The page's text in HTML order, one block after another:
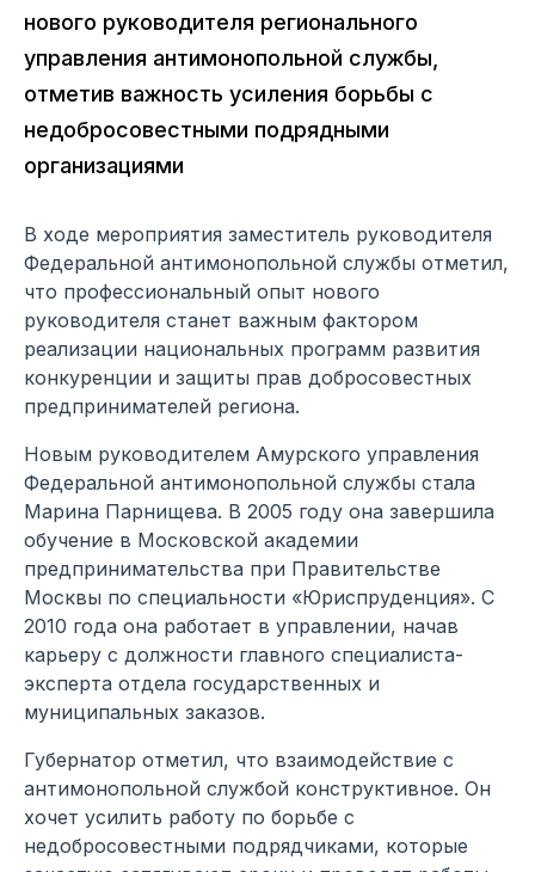
нового руководителя регионального
управления антимонопольной службы,
отметив важность усиления борьбы с
недобросовестными подрядными
организациями
В ходе мероприятия заместитель руководителя
Федеральной антимонопольной службы отметил,
что профессиональный опыт нового
руководителя станет важным фактором
реализации национальных программ развития
конкуренции и защиты прав добросовестных
предпринимателей региона.
Новым руководителем Амурского управления
Федеральной антимонопольной службы стала
Марина Парнищева. В 2005 году она завершила
обучение в Московской академии
предпринимательства при Правительстве
Москвы по специальности «Юриспруденция». С
2010 года она работает в управлении, начав
карьеру с должности главного специалиста-
эксперта отдела государственных и
муниципальных заказов.
Губернатор отметил, что взаимодействие с
антимонопольной службой конструктивное. Он
хочет усилить работу по борьбе с
недобросовестными подрядчиками, которые